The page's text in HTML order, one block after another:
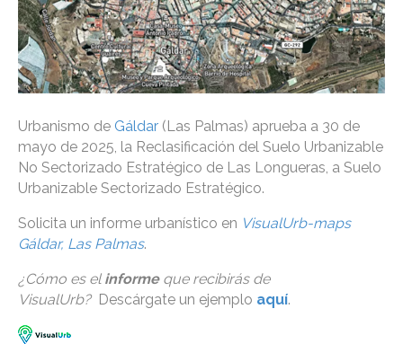
Urbanismo de Gáldar (Las Palmas) aprueba a 30 de
mayo de 2025, la Reclasificación del Suelo Urbanizable
No Sectorizado Estratégico de Las Longueras, a Suelo
Urbanizable Sectorizado Estratégico.
Solicita un informe urbanístico en VisualUrb-maps
Gáldar, Las Palmas.
¿Cómo es el informe que recibirás de
VisualUrb?Descárgate un ejemplo aquí.